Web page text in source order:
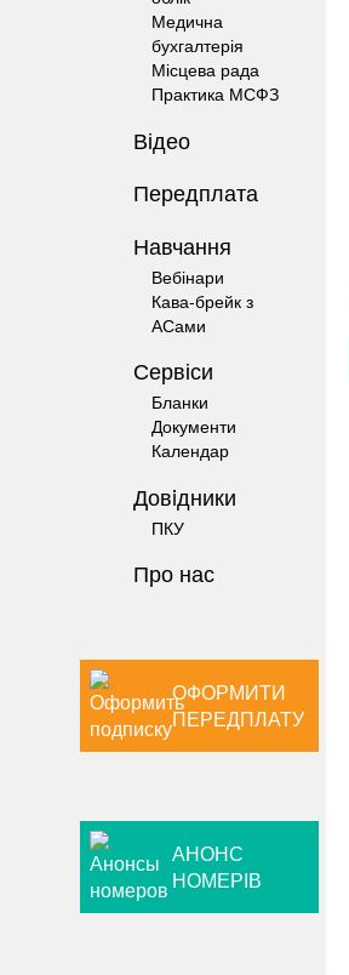
Медична
бухгалтерія
Місцева рада
Практика МСФЗ
Відео
Передплата
Навчання
Вебінари
Кава-брейк з
АСами
Сервіси
Бланки
Документи
Календар
Довiдники
ПКУ
Про нас
ОФОРМИТИ
ПЕРЕДПЛАТУ
АНОНС
НОМЕРІВ